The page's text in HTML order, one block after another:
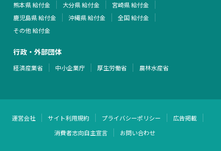
熊本県 給付金
大分県 給付金
宮崎県 給付金
鹿児島県 給付金
沖縄県 給付金
全国 給付金
その他 給付金
行政・外部団体
経済産業省 中小企業庁 厚生労働省 農林水産省
運営会社 サイト利用規約 プライバシーポリシー
広告掲載
消費者志向自主宣言
お問い合わせ